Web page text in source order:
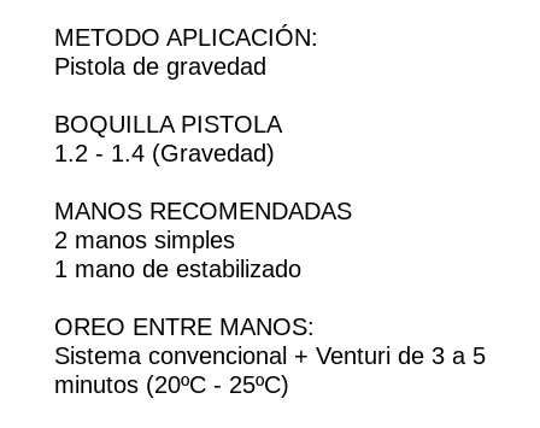
METODO APLICACIÓN:
Pistola de gravedad
BOQUILLA PISTOLA
1.2 - 1.4 (Gravedad)
MANOS RECOMENDADAS
2 manos simples
1 mano de estabilizado
OREO ENTRE MANOS:
Sistema convencional + Venturi de 3 a 5
minutos (20ºC - 25ºC)